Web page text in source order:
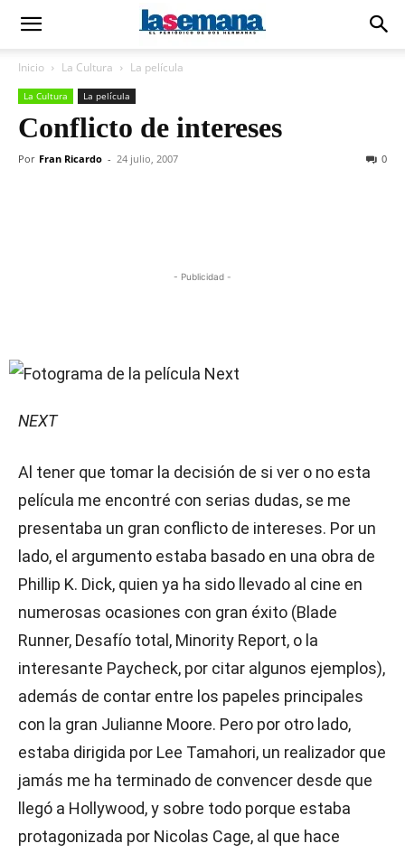
Inicio La Cultura La película
La Cultura La película
Conflicto de intereses
Por Fran Ricardo - 24 julio, 2007 0
- Publicidad -
NEXT
Al tener que tomar la decisión de si ver o no esta
película me encontré con serias dudas, se me
presentaba un gran conflicto de intereses. Por un
lado, el argumento estaba basado en una obra de
Phillip K. Dick, quien ya ha sido llevado al cine en
numerosas ocasiones con gran éxito (Blade
Runner, Desafío total, Minority Report, o la
interesante Paycheck, por citar algunos ejemplos),
además de contar entre los papeles principales
con la gran Julianne Moore. Pero por otro lado,
estaba dirigida por Lee Tamahori, un realizador que
jamás me ha terminado de convencer desde que
llegó a Hollywood, y sobre todo porque estaba
protagonizada por Nicolas Cage, al que hace